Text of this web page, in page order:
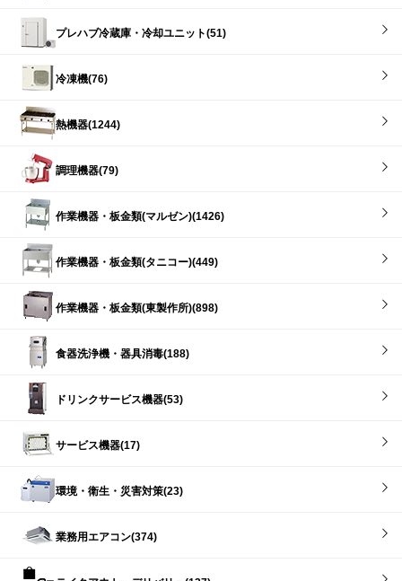
プレハブ冷蔵庫・冷却ユニット(51)
冷凍機(76)
熱機器(1244)
調理機器(79)
作業機器・板金類(マルゼン)(1426)
作業機器・板金類(タニコー)(449)
作業機器・板金類(東製作所)(898)
食器洗浄機・器具消毒(188)
ドリンクサービス機器(53)
サービス機器(17)
環境・衛生・災害対策(23)
業務用エアコン(374)